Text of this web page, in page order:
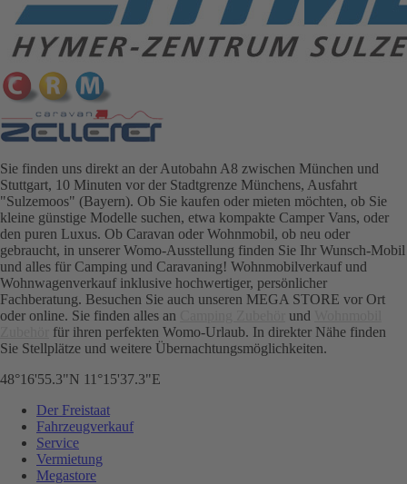
Sie finden uns direkt an der Autobahn A8 zwischen München und
Stuttgart, 10 Minuten vor der Stadtgrenze Münchens, Ausfahrt
"Sulzemoos" (Bayern). Ob Sie kaufen oder mieten möchten, ob Sie
kleine günstige Modelle suchen, etwa kompakte Camper Vans, oder
den puren Luxus. Ob Caravan oder Wohnmobil, ob neu oder
gebraucht, in unserer Womo-Ausstellung finden Sie Ihr Wunsch-Mobil
und alles für Camping und Caravaning! Wohnmobilverkauf und
Wohnwagenverkauf inklusive hochwertiger, persönlicher
Fachberatung. Besuchen Sie auch unseren MEGA STORE vor Ort
oder online. Sie finden alles an
und
für ihren perfekten Womo-Urlaub. In direkter Nähe finden
Sie Stellplätze und weitere Übernachtungsmöglichkeiten.
48°16'55.3"N 11°15'37.3"E
Der Freistaat
Fahrzeugverkauf
Service
Vermietung
Megastore